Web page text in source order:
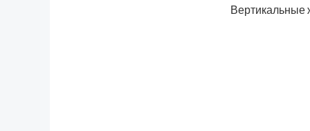
Вертикальные